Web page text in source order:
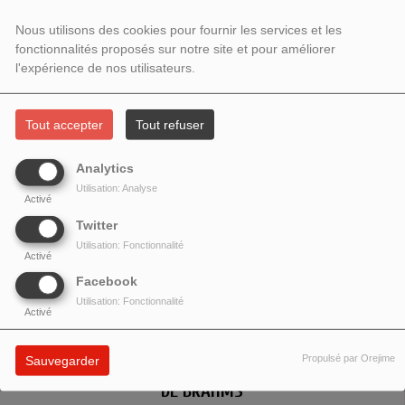
Nous utilisons des cookies pour fournir les services et les
fonctionnalités proposés sur notre site et pour améliorer
l'expérience de nos utilisateurs.
Tout accepter Tout refuser
Analytics
Activé
Utilisation: Analyse
Twitter
Activé
Utilisation: Fonctionnalité
Facebook
Activé
Utilisation: Fonctionnalité
Sauvegarder Propulsé par Orejime
DÉCEMBRE 2023 - L'OEUVRE POUR
PIANO SEUL DE BRAHMS
HARMONIE DU SOIR # 96 - L'OEUVRE POUR PIANO SEUL
DE BRAHMS